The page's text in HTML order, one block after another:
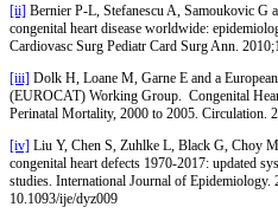
[ii] Bernier P-L, Stefanescu A, Samoukovic G
congenital heart disease worldwide:
Cardiovasc Surg Pediatr Card Surg Ann.
[iii] Dolk H, Loane M, Garne E and a
(EUROCAT) Working Group. Congenital
Perinatal Mortality, 2000 to 2005. Circulation.
[iv] Liu Y, Chen S, Zuhlke L, Black G, Choy
congenital heart defects 1970-2017: updated
studies. International Journal of
10.1093/ije/dyz009